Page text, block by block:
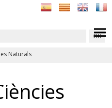
Naturals